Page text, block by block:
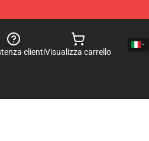
clientiVisualizza carrello